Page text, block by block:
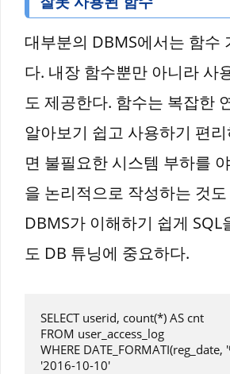
대부분의 DBMS에서는 함수
다. 내장 함수뿐만 아니라 사
도 제공한다. 함수는 복잡한
알아보기 쉽고 사용하기 편
면 불필요한 시스템 부하를
을 논리적으로 작성하는 것
DBMS가 이해하기 쉽게 SQL
도 DB 튜닝에 중요하다.
SELECT userid, count(*) AS cnt
FROM user_access_log
WHERE DATE_FORMATI(reg_date,
'2016-10-10'